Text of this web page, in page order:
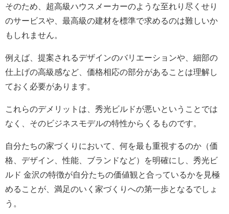
そのため、超高級ハウスメーカーのような至れり尽くせり
のサービスや、最高級の建材を標準で求めるのは難しいか
もしれません。
例えば、提案されるデザインのバリエーションや、細部の
仕上げの高級感など、価格相応の部分があることは理解し
ておく必要があります。
これらのデメリットは、秀光ビルドが悪いということでは
なく、そのビジネスモデルの特性からくるものです。
自分たちの家づくりにおいて、何を最も重視するのか（価
格、デザイン、性能、ブランドなど）を明確にし、秀光ビ
ルド 金沢の特徴が自分たちの価値観と合っているかを見極
めることが、満足のいく家づくりへの第一歩となるでしょ
う。